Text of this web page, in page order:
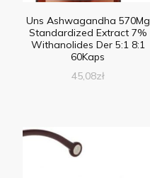
Uns Ashwagandha 570Mg
Standardized Extract 7%
Withanolides Der 5:1 8:1
60Kaps
45,08zł